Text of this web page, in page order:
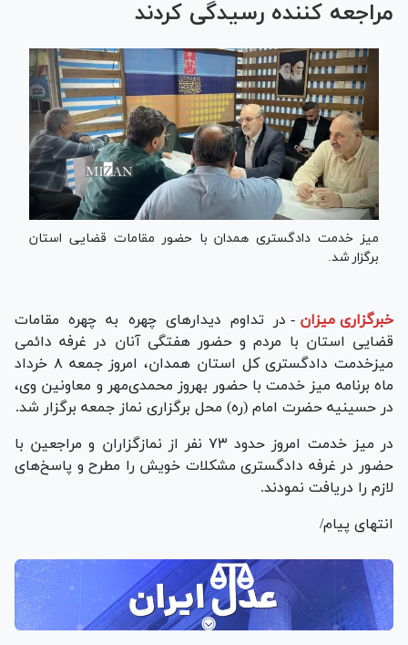
مراجعه کننده رسیدگی کردند
میز خدمت دادگستری همدان با حضور مقامات قضایی استان
برگزار شد.
خبرگزاری میزان - در تداوم دیدار‌های چهره به چهره مقامات
قضایی استان با مردم و حضور هفتگی آنان در غرفه دائمی
میزخدمت دادگستری کل استان همدان، امروز جمعه ۸ خرداد
ماه برنامه میز خدمت با حضور بهروز محمدی‌مهر و معاونین وی،
در حسینیه حضرت امام (ره) محل برگزاری نماز جمعه برگزار شد.
در میز خدمت امروز حدود ۷۳ نفر از نمازگزاران و مراجعین با
حضور در غرفه دادگستری مشکلات خویش را مطرح و پاسخ‌های
لازم را دریافت نمودند.
انتهای پیام/